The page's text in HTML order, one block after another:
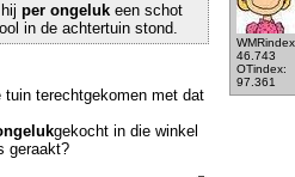
46.743
OTindex:
97.361
per ongeluk een schot
in de achtertuin stond.
tuin terechtgekomen met dat
gekocht in die winkel
geraakt?